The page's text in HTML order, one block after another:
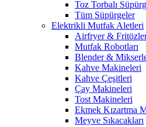
Toz Torbalı
Tüm Süpürgeler
Elektrikli Mutfak Aletleri
Airfryer &
Mutfak Robotları
Blender &
Kahve Makineleri
Kahve Çeşitleri
Çay Makineleri
Tost Makineleri
Ekmek Kızartma
Meyve Sıkacakları